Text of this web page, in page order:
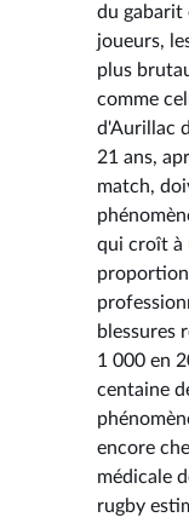
du gabarit
joueurs,
plus
comme
d'Aurillac
21 ans,
match,
qui croît à
blessures
1 000 en
centaine
encore
médicale
rugby